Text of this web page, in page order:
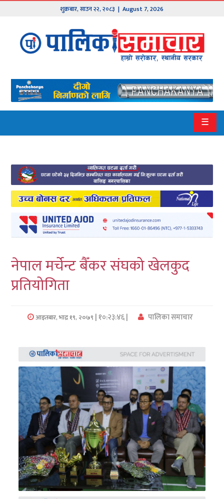
शुक्रबार,साउन२२,२०८३ | August 7, 2026
मुख्य
समाचार
हाम्रो
पालिका
१
२
बागमती
गण्डकी
कर्णाली
सुदुरपश्चिम
प्रदेश/
समाचार
अन्तरवार्ता
फोटो
समाचार
भिडियो
समाचार
अन्य
समाचार
☰
नेपाल मर्चेन्ट बैँकर संघको खेलकुद
प्रतियोगिता
आइतबार, भाद्र १९, २०७९ | १०:२३:४६ | पालिका समाचार